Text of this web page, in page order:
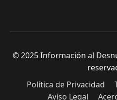
© 2025 Información al
Política de Privacidad
Aviso Legal